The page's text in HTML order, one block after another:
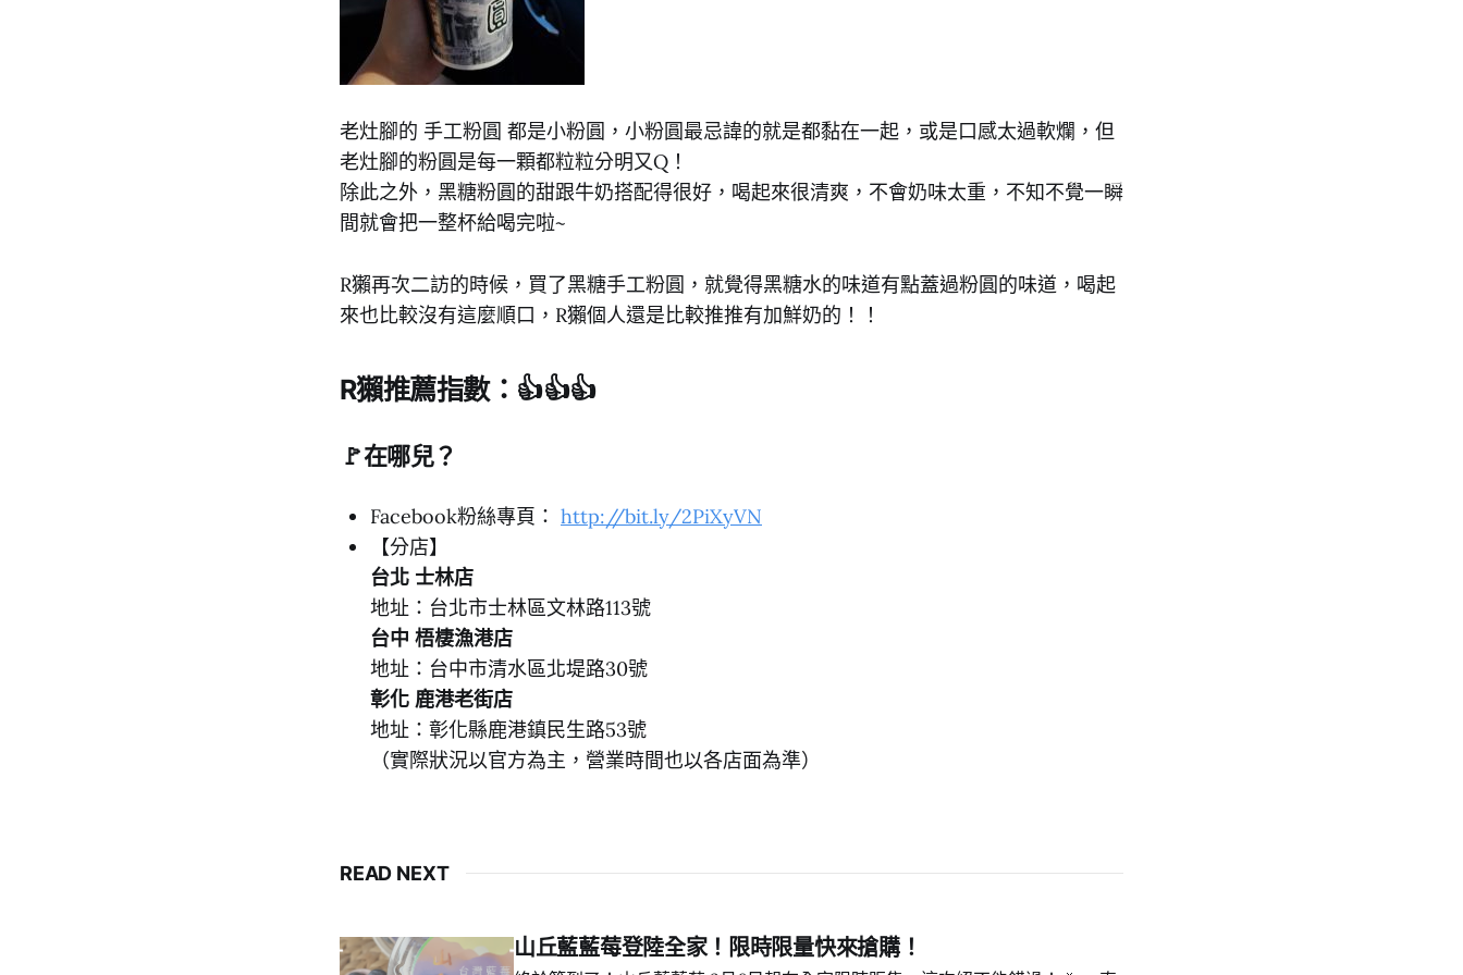
老灶腳的 手工粉圓 都是小粉圓，小粉圓最忌諱的就是都黏在一起，或是口感太過軟爛，但
老灶腳的粉圓是每一顆都粒粒分明又Q！
除此之外，黑糖粉圓的甜跟牛奶搭配得很好，喝起來很清爽，不會奶味太重，不知不覺一瞬
間就會把一整杯給喝完啦~
R獺再次二訪的時候，買了黑糖手工粉圓，就覺得黑糖水的味道有點蓋過粉圓的味道，喝起
來也比較沒有這麼順口，R獺個人還是比較推推有加鮮奶的！！
R獺推薦指數：👍👍👍
🚩在哪兒？
Facebook粉絲專頁： http://bit.ly/2PiXyVN
【分店】
台北 士林店
地址：台北市士林區文林路113號
台中 梧棲漁港店
地址：台中市清水區北堤路30號
彰化 鹿港老街店
地址：彰化縣鹿港鎮民生路53號
（實際狀況以官方為主，營業時間也以各店面為準）
READ NEXT
山丘藍藍莓登陸全家！限時限量快來搶購！